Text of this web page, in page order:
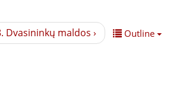
Outline
Dvasininkų maldos ›